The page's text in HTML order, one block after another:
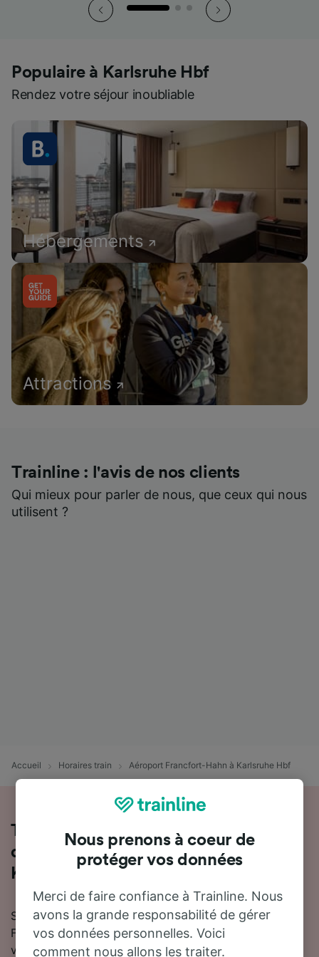
Populaire à Karlsruhe Hbf
Rendez votre séjour inoubliable
Hébergements
Attractions
Trainline : l'avis de nos clients
Qui mieux pour parler de nous, que ceux qui nous
utilisent ?
Accueil Horaires train Aéroport Francfort-Hahn à Karlsruhe Hbf
Toutes les informations sur les trains
de Aéroport Francfort-Hahn à
Karlsruhe Hbf
Si vous prévoyez de voyager en train de Aéroport
Francfort-Hahn à Karlsruhe Hbf, nous sommes là pour
vous aider !
Nous prenons à coeur de
protéger vos données
Merci de faire confiance à Trainline. Nous
avons la grande responsabilité de gérer
vos données personnelles. Voici
comment nous allons les traiter.